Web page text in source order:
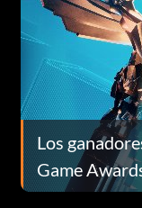
Los
Game
noche